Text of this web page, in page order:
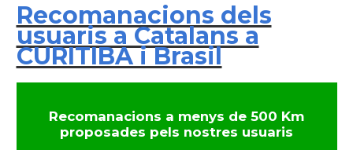
Recomanacions dels
usuaris a Catalans a
CURITIBA i Brasil
Recomanacions a menys de 500 Km
proposades pels nostres usuaris